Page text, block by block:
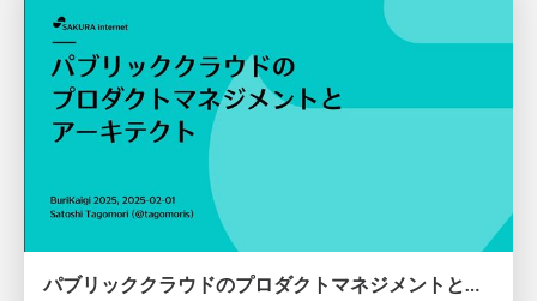
パブリッククラウドのプロダクトマネジメントとアーキテクト